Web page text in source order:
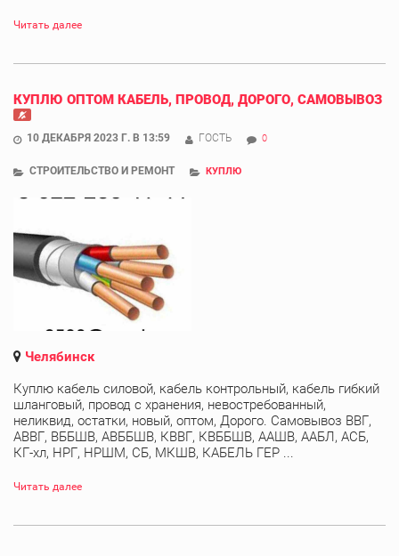
Читать далее
КУПЛЮ ОПТОМ КАБЕЛЬ, ПРОВОД, ДОРОГО, САМОВЫВОЗ
10 ДЕКАБРЯ 2023 Г. В 13:59 ГОСТЬ 0
СТРОИТЕЛЬСТВО И РЕМОНТ КУПЛЮ
Челябинск
Куплю кабель силовой, кабель контрольный, кабель гибкий
шланговый, провод с хранения, невостребованный,
неликвид, остатки, новый, оптом, Дорого. Самовывоз ВВГ,
АВВГ, ВББШВ, АВББШВ, КВВГ, КВББШВ, ААШВ, ААБЛ, АСБ,
КГ-хл, НРГ, НРШМ, СБ, МКШВ, КАБЕЛЬ ГЕР ...
Читать далее